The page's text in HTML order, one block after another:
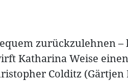
zurückzulehnen –
Katharina Weise
Colditz (Gärtjen